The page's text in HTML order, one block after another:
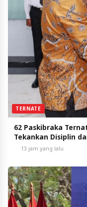
TERNATE
62 Paskibraka
Tekankan Disiplin
13 jam yang lalu